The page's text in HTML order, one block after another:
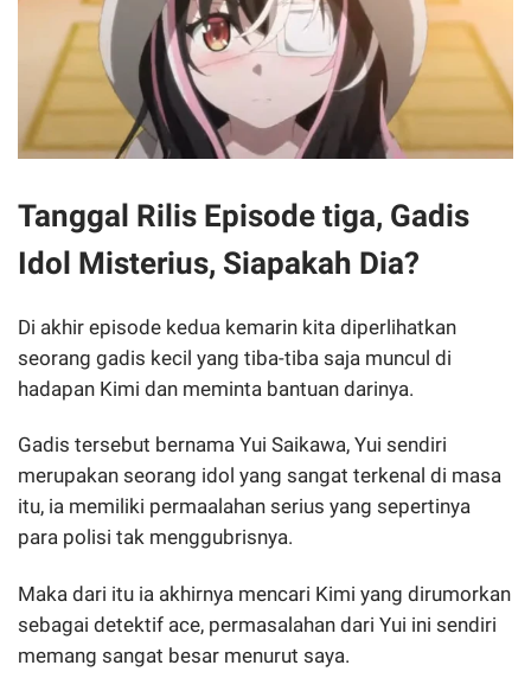
Tanggal Rilis Episode tiga, Gadis
Idol Misterius, Siapakah Dia?
Di akhir episode kedua kemarin kita diperlihatkan
seorang gadis kecil yang tiba-tiba saja muncul di
hadapan Kimi dan meminta bantuan darinya.
Gadis tersebut bernama Yui Saikawa, Yui sendiri
merupakan seorang idol yang sangat terkenal di masa
itu, ia memiliki permaalahan serius yang sepertinya
para polisi tak menggubrisnya.
Maka dari itu ia akhirnya mencari Kimi yang dirumorkan
sebagai detektif ace, permasalahan dari Yui ini sendiri
memang sangat besar menurut saya.